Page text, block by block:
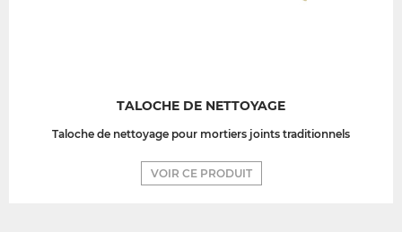
TALOCHE DE NETTOYAGE
Taloche de nettoyage pour mortiers joints traditionnels
VOIR CE PRODUIT